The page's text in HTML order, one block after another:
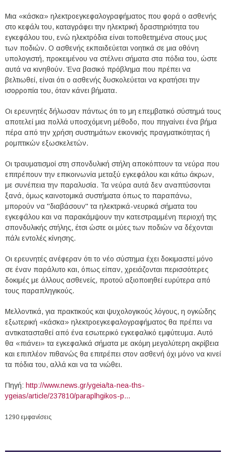
Μια «κάσκα» ηλεκτροεγκεφαλογραφήματος που φορά ο ασθενής
στο κεφάλι του, καταγράφει την ηλεκτρική δραστηριότητα του
εγκεφάλου του, ενώ ηλεκτρόδια είναι τοποθετημένα στους μυς
των ποδιών. Ο ασθενής εκπαιδεύεται νοητικά σε μια οθόνη
υπολογιστή, προκειμένου να στέλνει σήματα στα πόδια του, ώστε
αυτά να κινηθούν. Ένα βασικό πρόβλημα που πρέπει να
βελτιωθεί, είναι ότι ο ασθενής δυσκολεύεται να κρατήσει την
ισορροπία του, όταν κάνει βήματα.
Οι ερευνητές δήλωσαν πάντως ότι το μη επεμβατικό σύστημά τους
αποτελεί μια πολλά υποσχόμενη μέθοδο, που πηγαίνει ένα βήμα
πέρα από την χρήση συστημάτων εικονικής πραγματικότητας ή
ρομπτικών εξωσκελετών.
Οι τραυματισμοί στη σπονδυλική στήλη αποκόπτουν τα νεύρα που
επιτρέπουν την επικοινωνία μεταξύ εγκεφάλου και κάτω άκρων,
με συνέπεια την παραλυσία. Τα νεύρα αυτά δεν αναπτύσονται
ξανά, όμως καινοτομικά συστήματα όπως το παραπάνω,
μπορούν να "διαβάσουν" τα ηλεκτρικά-νευρικά σήματα του
εγκεφάλου και να παρακάμψουν την κατεστραμμένη περιοχή της
σπονδυλικής στήλης, έτσι ώστε οι μύες των ποδιών να δέχονται
πάλι εντολές κίνησης.
Οι ερευνητές ανέφεραν ότι το νέο σύστημα έχει δοκιμαστεί μόνο
σε έναν παράλυτο και, όπως είπαν, χρειάζονται περισσότερες
δοκιμές με άλλους ασθενείς, προτού αξιοποιηθεί ευρύτερα από
τους παραπληγικούς.
Μελλοντικά, για πρακτικούς και ψυχολογικούς λόγους, η ογκώδης
εξωτερική «κάσκα» ηλεκτροεγκεφαλογραφήματος θα πρέπει να
αντικατασταθεί από ένα εσωτερικό εγκεφαλικό εμφύτευμα. Αυτό
θα «πιάνει» τα εγκεφαλικά σήματα με ακόμη μεγαλύτερη ακρίβεια
και επιπλέον πιθανώς θα επιτρέπει στον ασθενή όχι μόνο να κινεί
τα πόδια του, αλλά και να τα νιώθει.
Πηγή: http://www.news.gr/ygeia/ta-nea-ths-
ygeias/article/237810/paraplhgikos-p...
1290 εμφανίσεις